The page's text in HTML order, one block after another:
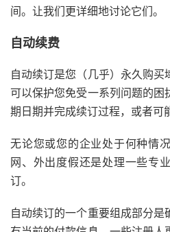
间。让我们更详细地讨论它们。
自动续费
自动续订是您（几乎）永久购
可以保护您免受一系列问题的困
期日期并完成续订过程，或者可
无论您或您的企业处于何种情
网、外出度假还是处理一些专
订。
自动续订的一个重要组成部分